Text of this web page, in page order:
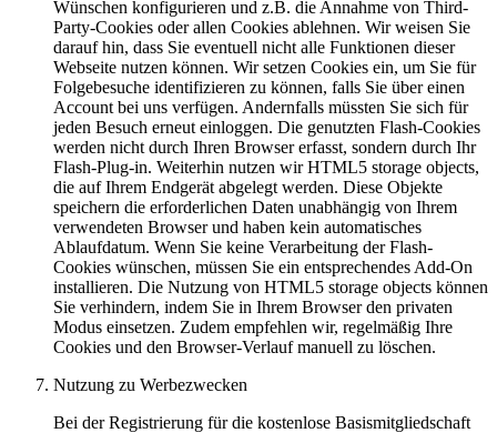
Wünschen konfigurieren und z.B. die Annahme von Third-
Party-Cookies oder allen Cookies ablehnen. Wir weisen Sie
darauf hin, dass Sie eventuell nicht alle Funktionen dieser
Webseite nutzen können. Wir setzen Cookies ein, um Sie für
Folgebesuche identifizieren zu können, falls Sie über einen
Account bei uns verfügen. Andernfalls müssten Sie sich für
jeden Besuch erneut einloggen. Die genutzten Flash-Cookies
werden nicht durch Ihren Browser erfasst, sondern durch Ihr
Flash-Plug-in. Weiterhin nutzen wir HTML5 storage objects,
die auf Ihrem Endgerät abgelegt werden. Diese Objekte
speichern die erforderlichen Daten unabhängig von Ihrem
verwendeten Browser und haben kein automatisches
Ablaufdatum. Wenn Sie keine Verarbeitung der Flash-
Cookies wünschen, müssen Sie ein entsprechendes Add-On
installieren. Die Nutzung von HTML5 storage objects können
Sie verhindern, indem Sie in Ihrem Browser den privaten
Modus einsetzen. Zudem empfehlen wir, regelmäßig Ihre
Cookies und den Browser-Verlauf manuell zu löschen.
Nutzung zu Werbezwecken
Bei der Registrierung für die kostenlose Basismitgliedschaft